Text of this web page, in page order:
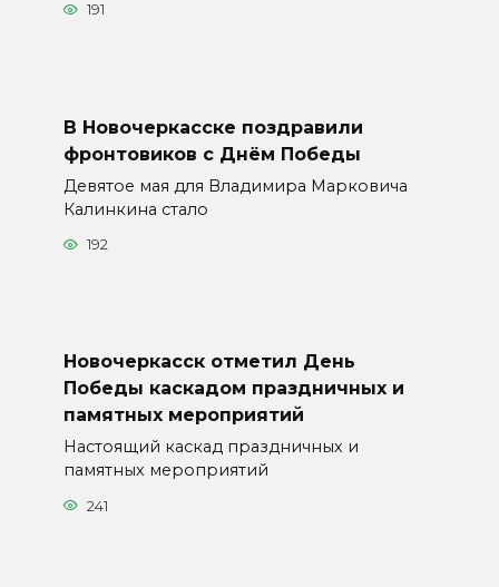
191
В Новочеркасске поздравили
фронтовиков с Днём Победы
Девятое мая для Владимира Марковича
Калинкина стало
192
Новочеркасск отметил День
Победы каскадом праздничных и
памятных мероприятий
Настоящий каскад праздничных и
памятных мероприятий
241